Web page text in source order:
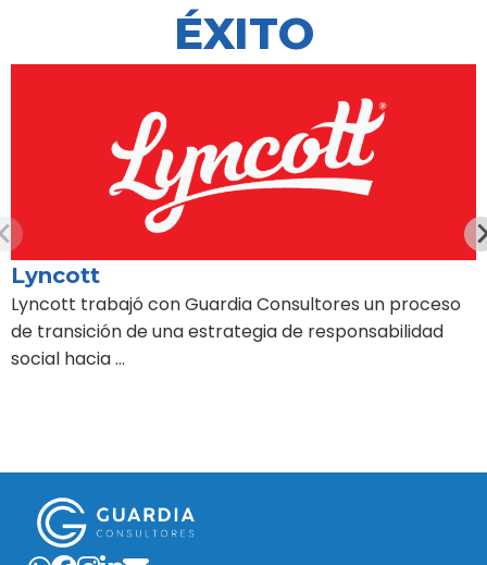
ÉXITO
Lyncott
Lyncott trabajó con Guardia Consultores un proceso
de transición de una estrategia de responsabilidad
social hacia …